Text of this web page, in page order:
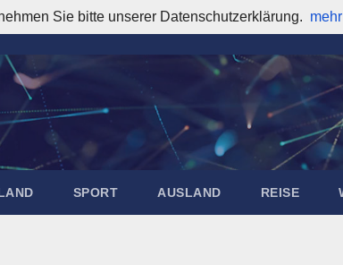
SPORT AUSLAND REISE
Sie bitte unserer Datenschutzerklärung.